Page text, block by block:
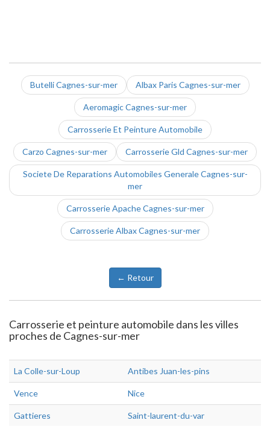
Butelli Cagnes-sur-mer Albax Paris Cagnes-sur-mer
Aeromagic Cagnes-sur-mer
Carrosserie Et Peinture Automobile
Carzo Cagnes-sur-mer Carrosserie Gld Cagnes-sur-mer
Societe De Reparations Automobiles Generale Cagnes-sur-
mer
Carrosserie Apache Cagnes-sur-mer
Carrosserie Albax Cagnes-sur-mer
← Retour
Carrosserie et peinture automobile dans les villes
proches de Cagnes-sur-mer
La Colle-sur-Loup Antibes Juan-les-pins
Vence Nice
Gattieres Saint-laurent-du-var